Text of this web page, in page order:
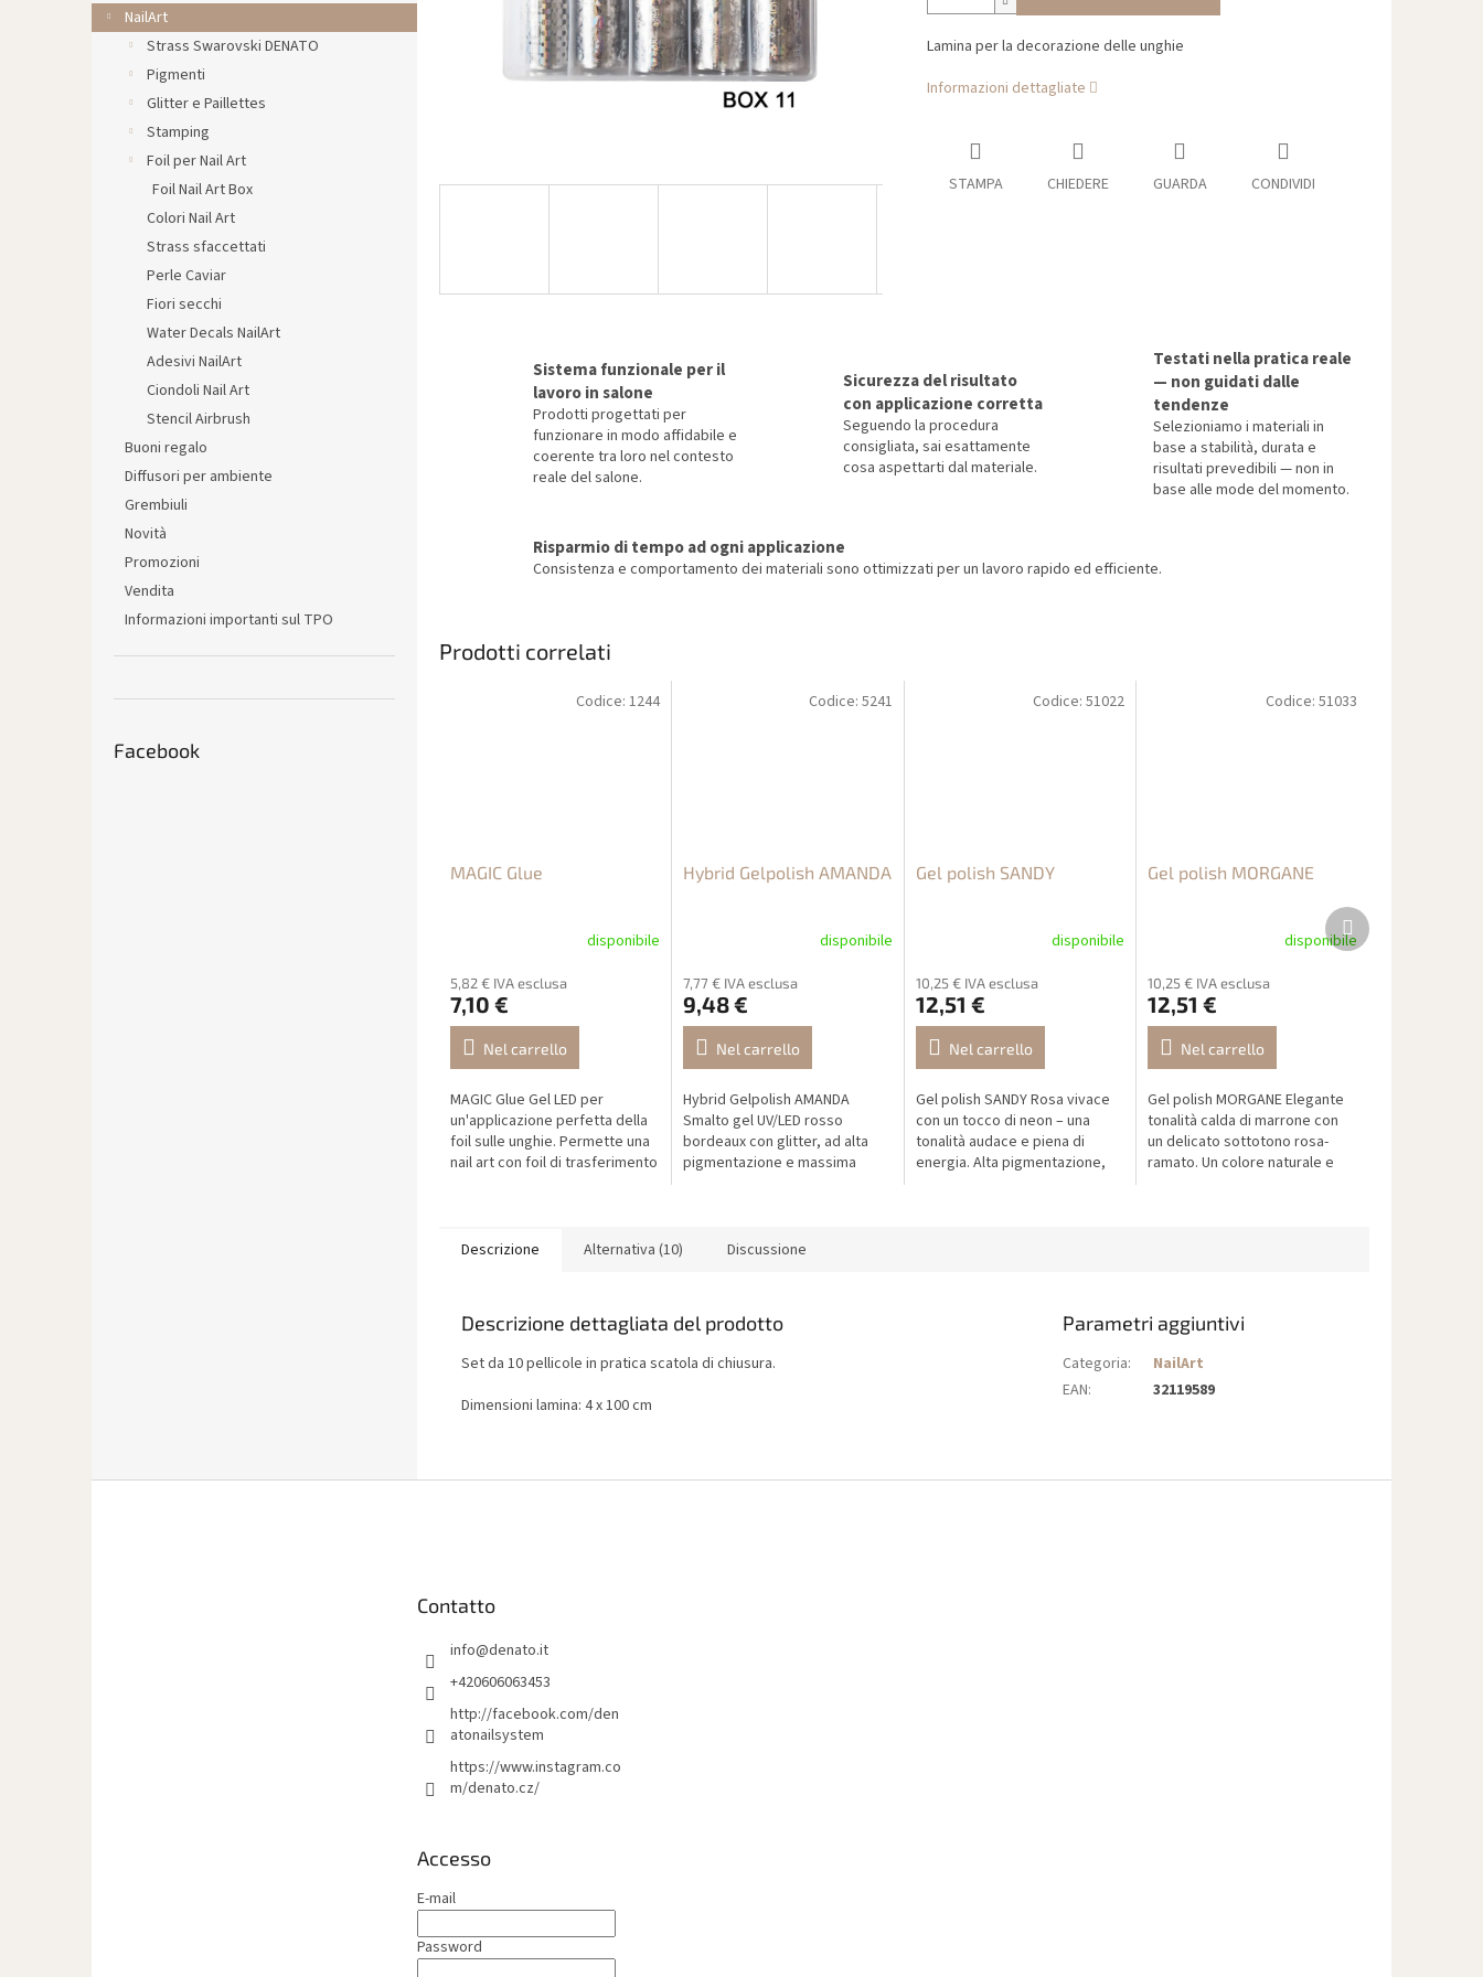
l
e
NailArt
Strass Swarovski DENATO
Pigmenti
Glitter e Paillettes
Stamping
Foil per Nail Art
Foil Nail Art Box
Colori Nail Art
Strass sfaccettati
Perle Caviar
Fiori secchi
Water Decals NailArt
Adesivi NailArt
Ciondoli Nail Art
Stencil Airbrush
Buoni regalo
Diffusori per ambiente
Grembiuli
Novità
Promozioni
Vendita
Informazioni importanti sul TPO
Facebook
Lamina per la decorazione delle unghie
Informazioni dettagliate
STAMPA CHIEDERE GUARDA CONDIVIDI
Sistema funzionale per il
lavoro in salone
Prodotti progettati per
funzionare in modo affidabile e
coerente tra loro nel contesto
reale del salone.
Sicurezza del risultato
con applicazione corretta
Seguendo la procedura
consigliata, sai esattamente
cosa aspettarti dal materiale.
Testati nella pratica reale
— non guidati dalle
tendenze
Selezioniamo i materiali in
base a stabilità, durata e
risultati prevedibili — non in
base alle mode del momento.
Risparmio di tempo ad ogni applicazione
Consistenza e comportamento dei materiali sono ottimizzati per un lavoro rapido ed efficiente.
Prodotti correlati
MAGIC Glue
disponibile
5,82 € IVA esclusa
7,10 €
Nel carrello
MAGIC Glue Gel LED per
un'applicazione perfetta della
foil sulle unghie. Permette una
nail art con foil di trasferimento
Codice: 1244
Hybrid Gelpolish AMANDA
disponibile
7,77 € IVA esclusa
9,48 €
Nel carrello
Hybrid Gelpolish AMANDA
Smalto gel UV/LED rosso
bordeaux con glitter, ad alta
pigmentazione e massima
Codice: 5241
Gel polish SANDY
disponibile
10,25 € IVA esclusa
12,51 €
Nel carrello
Gel polish SANDY Rosa vivace
con un tocco di neon – una
tonalità audace e piena di
energia. Alta pigmentazione,
Codice:51022
Gel polish MORGANE
disponibile
10,25 € IVA esclusa
12,51 €
Nel carrello
Gel polish MORGANE Elegante
tonalità calda di marrone con
un delicato sottotono rosa-
ramato. Un colore naturale e
Codice: 51033
Prodotto
successivo
Descrizione Alternativa (10) Discussione
Descrizione dettagliata del prodotto
Set da 10 pellicole in pratica scatola di chiusura.
Dimensioni lamina: 4 x 100 cm
Parametri aggiuntivi
Categoria:
NailArt
EAN: 32119589
Contatto
info@denato.it
+420606063453
http://facebook.com/den
atonailsystem
https://www.instagram.co
m/denato.cz/
Accesso
E-mail
Password